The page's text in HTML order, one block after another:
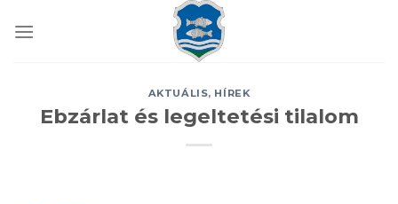
AKTUÁLIS, HÍREK
Ebzárlat és legeltetési tilalom